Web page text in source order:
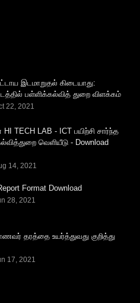
இடமாறுதல் கிடையாது:
பள்ளிக்கல்வித் துறை விளக்கம்
22, 2021
TECH LAB - ICT பயிற்சி சார்ந்த
வெளியீடு - Download
14, 2021
Format Download
28, 2021
தரத்தை உயர்த்துவது குறித்து
17, 2021